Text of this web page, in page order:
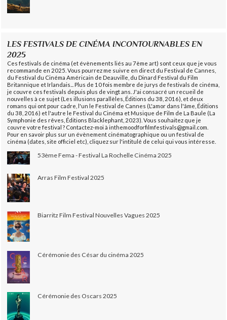
LES FESTIVALS DE CINÉMA INCONTOURNABLES EN
2025
Ces festivals de cinéma (et évènements liés au 7ème art) sont ceux que je vous
recommande en 2025. Vous pourrez me suivre en direct du Festival de Cannes,
du Festival du Cinéma Américain de Deauville, du Dinard Festival du Film
Britannique et Irlandais... Plus de 10 fois membre de jurys de festivals de cinéma,
je couvre ces festivals depuis plus de vingt ans. J'ai consacré un recueil de
nouvelles à ce sujet (Les illusions parallèles, Éditions du 38, 2016), et deux
romans qui ont pour cadre, l'un le Festival de Cannes (L'amor dans l'âme, Éditions
du 38, 2016) et l'autre le Festival du Cinéma et Musique de Film de La Baule (La
Symphonie des rêves, Éditions Blacklephant, 2023). Vous souhaitez que je
couvre votre festival ? Contactez-moi à inthemoodforfilmfestivals@gmail.com.
Pour en savoir plus sur un évènement cinématographique ou un festival de
cinéma (dates, site officiel etc), cliquez sur l'intitulé de celui qui vous intéresse.
53ème Fema - Festival La Rochelle Cinéma 2025
Arras Film Festival 2025
Biarritz Film Festival Nouvelles Vagues 2025
Cérémonie des César du cinéma 2025
Cérémonie des Oscars 2025